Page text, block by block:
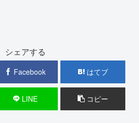
シェアする
Facebook はてブ
LINE コピー